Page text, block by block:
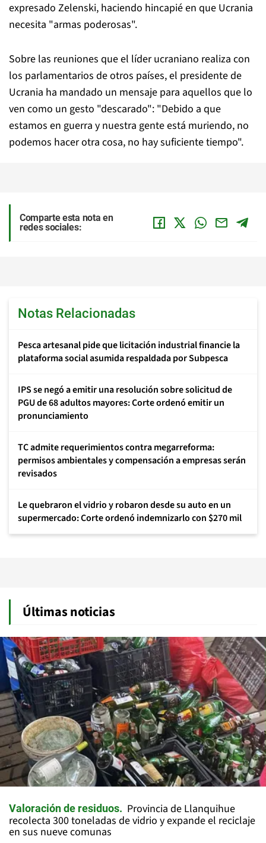
expresado Zelenski, haciendo hincapié en que Ucrania
necesita "armas poderosas".
Sobre las reuniones que el líder ucraniano realiza con
los parlamentarios de otros países, el presidente de
Ucrania ha mandado un mensaje para aquellos que lo
ven como un gesto "descarado": "Debido a que
estamos en guerra y nuestra gente está muriendo, no
podemos hacer otra cosa, no hay suficiente tiempo".
Comparte esta nota en
redes sociales:
Notas Relacionadas
Pesca artesanal pide que licitación industrial financie la
plataforma social asumida respaldada por Subpesca
IPS se negó a emitir una resolución sobre solicitud de
PGU de 68 adultos mayores: Corte ordenó emitir un
pronunciamiento
TC admite requerimientos contra megarreforma:
permisos ambientales y compensación a empresas serán
revisados
Le quebraron el vidrio y robaron desde su auto en un
supermercado: Corte ordenó indemnizarlo con $270 mil
Últimas noticias
Valoración de residuos
Provincia de Llanquihue
recolecta 300 toneladas de vidrio y expande el reciclaje
en sus nueve comunas